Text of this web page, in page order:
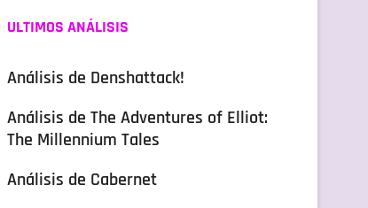
ULTIMOS ANÁLISIS
Análisis de Denshattack!
Análisis de The Adventures of Elliot:
The Millennium Tales
Análisis de Cabernet